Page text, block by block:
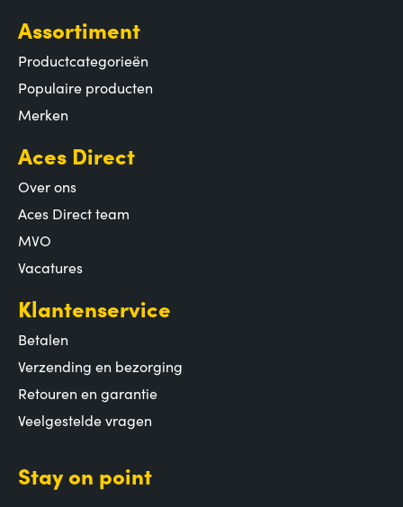
Assortiment
Productcategorieën
Populaire producten
Merken
Aces Direct
Over ons
Aces Direct team
MVO
Vacatures
Klantenservice
Betalen
Verzending en bezorging
Retouren en garantie
Veelgestelde vragen
Stay on point